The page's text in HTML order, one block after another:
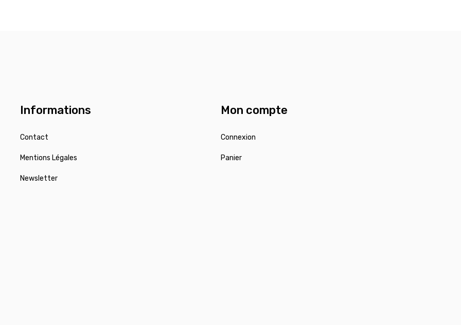
Informations
Contact
Mentions Légales
Newsletter
Mon compte
Connexion
Panier